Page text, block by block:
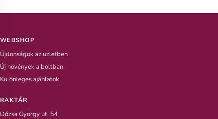
WEBSHOP
Újdonságok az üzletben
Új növények a boltban
Különleges ajánlatok
RAKTÁR
Dózsa György ut. 54